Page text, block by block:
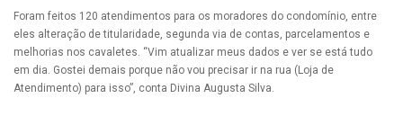
Foram feitos 120 atendimentos para os moradores do condomínio, entre
eles alteração de titularidade, segunda via de contas, parcelamentos e
melhorias nos cavaletes. “Vim atualizar meus dados e ver se está tudo
em dia. Gostei demais porque não vou precisar ir na rua (Loja de
Atendimento) para isso”, conta Divina Augusta Silva.